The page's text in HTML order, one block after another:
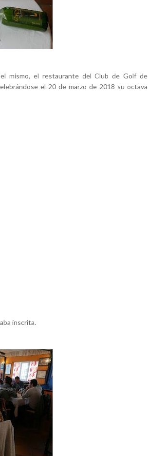
mismo, el restaurante del Club de Golf de
el 20 de marzo de 2018 su octava
inscrita.